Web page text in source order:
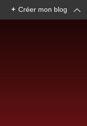
+ Créer mon blog